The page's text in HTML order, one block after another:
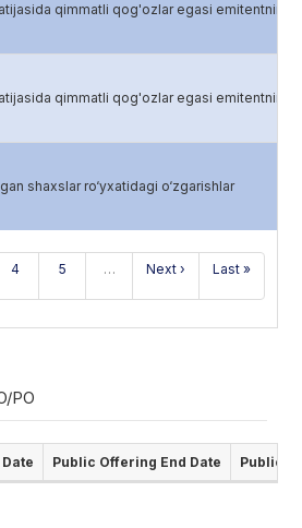
qimmatli qog'ozlar egasi
qimmatli qog'ozlar egasi
shaxslar ro‘yxatidagi o‘zgarishlar
4 5 … Next › Last »
PO
Public Offering End Date Public